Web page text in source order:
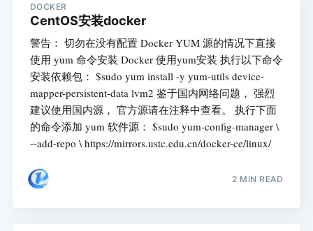
DOCKER
CentOS安装docker
警告： 切勿在没有配置 Docker YUM 源的情况下直接
使用 yum 命令安装 Docker 使用yum安装 执行以下命令
安装依赖包： $sudo yum install -y yum-utils device-
mapper-persistent-data lvm2 鉴于国内网络问题， 强烈
建议使用国内源， 官方源请在注释中查看。 执行下面
的命令添加 yum 软件源： $sudo yum-config-manager \
--add-repo \ https://mirrors.ustc.edu.cn/docker-ce/linux/
2 MIN READ